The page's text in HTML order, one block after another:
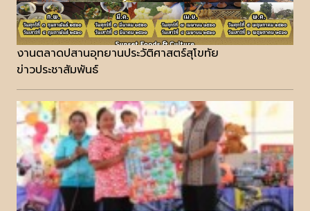
งานตลาดปสานอุทยานประวัติศาสตร์สุโขทัย
ข่าวประชาสัมพันธ์